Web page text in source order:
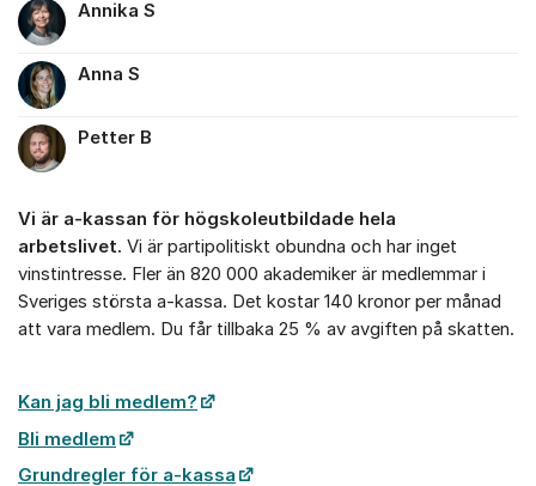
Annika S
Anna S
Petter B
Vi är a-kassan för högskoleutbildade hela
arbetslivet. Vi är partipolitiskt obundna och har inget
vinstintresse. Fler än 820 000 akademiker är medlemmar i
Sveriges största a-kassa. Det kostar 140 kronor per månad
att vara medlem. Du får tillbaka 25 % av avgiften på skatten.
Kan jag bli medlem?
Bli medlem
Grundregler för a-kassa